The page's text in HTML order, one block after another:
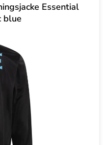
Essential
blue